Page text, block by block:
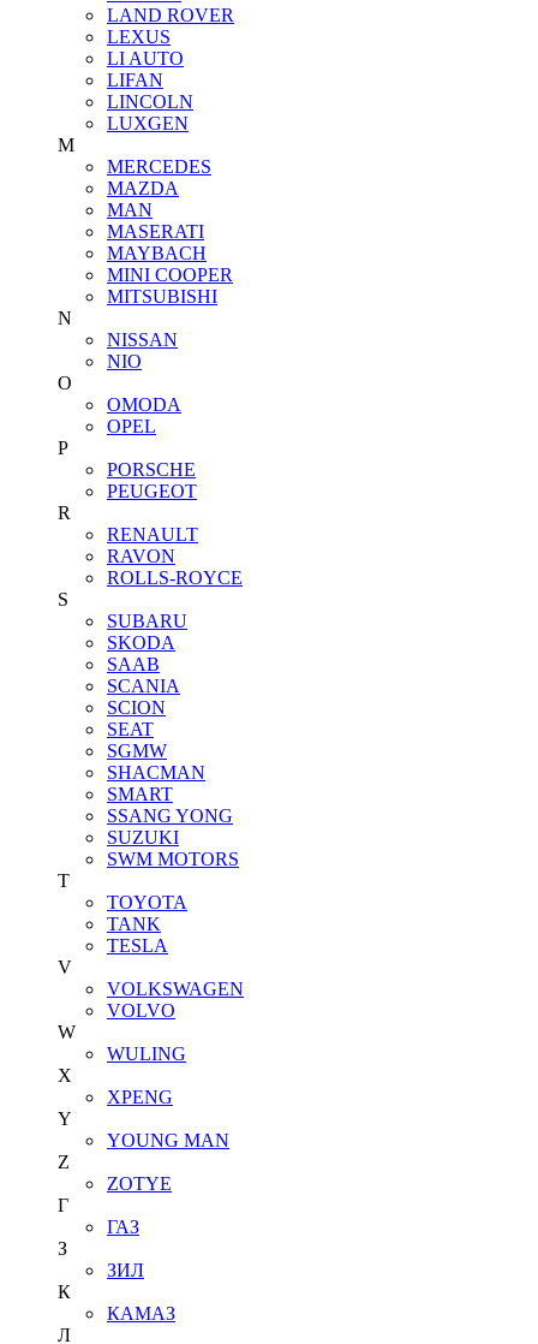
LAND ROVER
LEXUS
LI AUTO
LIFAN
LINCOLN
LUXGEN
M
MERCEDES
MAZDA
MAN
MASERATI
MAYBACH
MINI COOPER
MITSUBISHI
N
NISSAN
NIO
O
OMODA
OPEL
P
PORSCHE
PEUGEOT
R
RENAULT
RAVON
ROLLS-ROYCE
S
SUBARU
SKODA
SAAB
SCANIA
SCION
SEAT
SGMW
SHACMAN
SMART
SSANG YONG
SUZUKI
SWM MOTORS
T
TOYOTA
TANK
TESLA
V
VOLKSWAGEN
VOLVO
W
WULING
X
XPENG
Y
YOUNG MAN
Z
ZOTYE
Г
ГАЗ
З
ЗИЛ
К
КАМАЗ
Л